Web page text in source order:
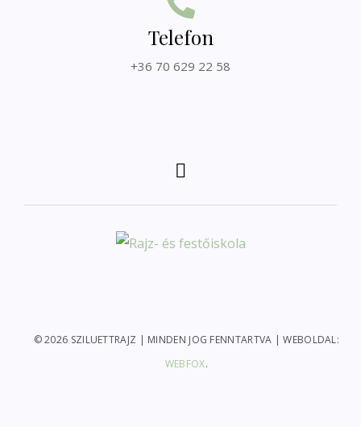
Telefon
+36 70 629 22 58
© 2026 SZILUETTRAJZ | MINDEN JOG FENNTARTVA | WEBOLDAL:
WEBFOX.